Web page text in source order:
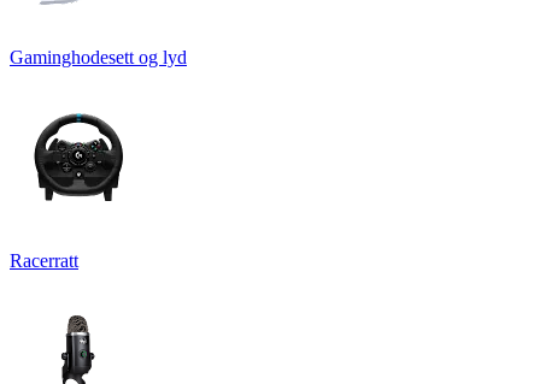
Gaminghodesett og lyd
Racerratt